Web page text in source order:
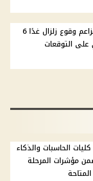
البحوث الفلكية تحسم مزاعم وقوع زلزال غدًا 6
التوقعات
الجامعات 2026.. كليات الحاسبات والذكاء
مؤشرات المرحلة